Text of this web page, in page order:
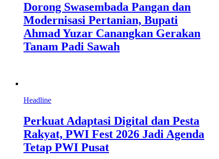
Dorong Swasembada Pangan dan
Modernisasi Pertanian, Bupati
Ahmad Yuzar Canangkan Gerakan
Tanam Padi Sawah
Headline
Perkuat Adaptasi Digital dan Pesta
Rakyat, PWI Fest 2026 Jadi Agenda
Tetap PWI Pusat